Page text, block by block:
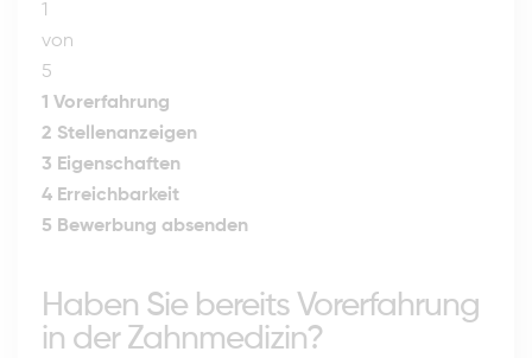
1
von
5
1 Vorerfahrung
2 Stellenanzeigen
3 Eigenschaften
4 Erreichbarkeit
5 Bewerbung absenden
Haben Sie bereits Vorerfahrung
in der Zahnmedizin?